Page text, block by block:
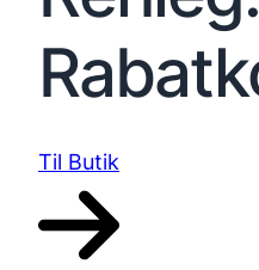
Til Butik